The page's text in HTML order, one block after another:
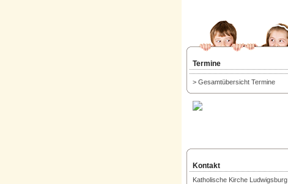
Termine
> Gesamtübersicht Termine
Kontakt
Katholische Kirche Ludwigsburg